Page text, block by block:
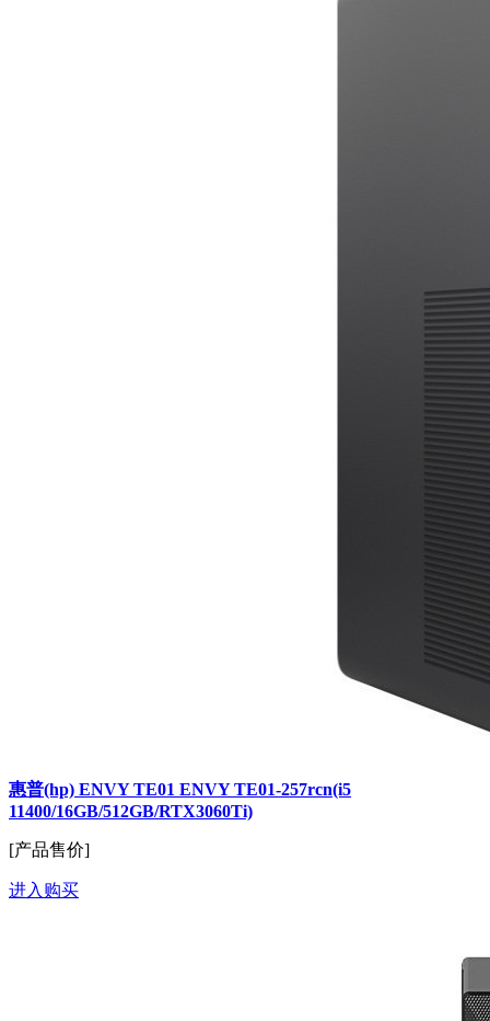
惠普(hp) ENVY TE01 ENVY TE01-257rcn(i5
11400/16GB/512GB/RTX3060Ti)
[产品售价]
进入购买